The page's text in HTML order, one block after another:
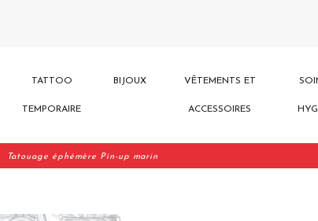
TATTOO
TEMPORAIRE
BIJOUX VÊTEMENTS ET
ACCESSOIRES
Tatouage éphémère Pin-up marin